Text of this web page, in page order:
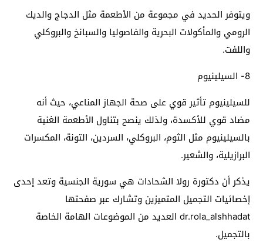
ويتوفر الحديد في مجموعة من الأطعمة مثل الدجاج والديك
الرومي والمأكولات البحرية والفاصوليا والسبانخ والبروكلي
واللفت.
8- السيلينيوم
للسيلينيوم تأثير قوي على صحة الجهاز المناعي، حيث أنه
مضاد قوي للأكسدة، ولذلك ينصح بتناول الأطعمة الغنية
بالسيلينيوم مثل الثوم، البروكلي، السردين، التونة، المكسرات
البرازيلية، والشعير.
يذكر أن دكتورة رولا الشحادات هي سورية الجنسية وتعد إحدى
إخصائيات التجميل المتميزين وتشارك عبر صفحتها
dr.rola_alshhadat العديد من الموضوعات الهامة الخاصة
بالتجميل.